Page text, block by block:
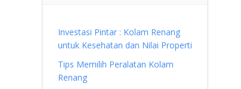
Investasi Pintar : Kolam Renang
untuk Kesehatan dan Nilai Properti
Tips Memilih Peralatan Kolam
Renang